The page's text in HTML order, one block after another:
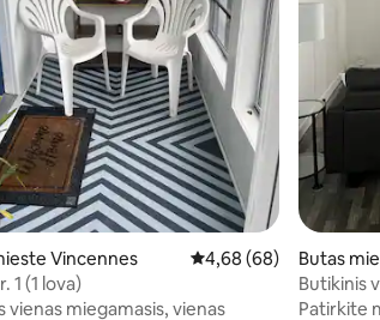
4,67 iš 5, atsiliepimų: 9
Vincennes Vidutinis įvertinimas:
4,68 (68)
1 (1 lova)
vienas miegamasis, vienas
Butas
Butikinis
Patirkite